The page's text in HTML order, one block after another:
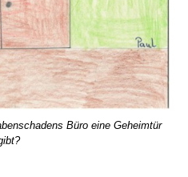
Büro eine Geheimtür